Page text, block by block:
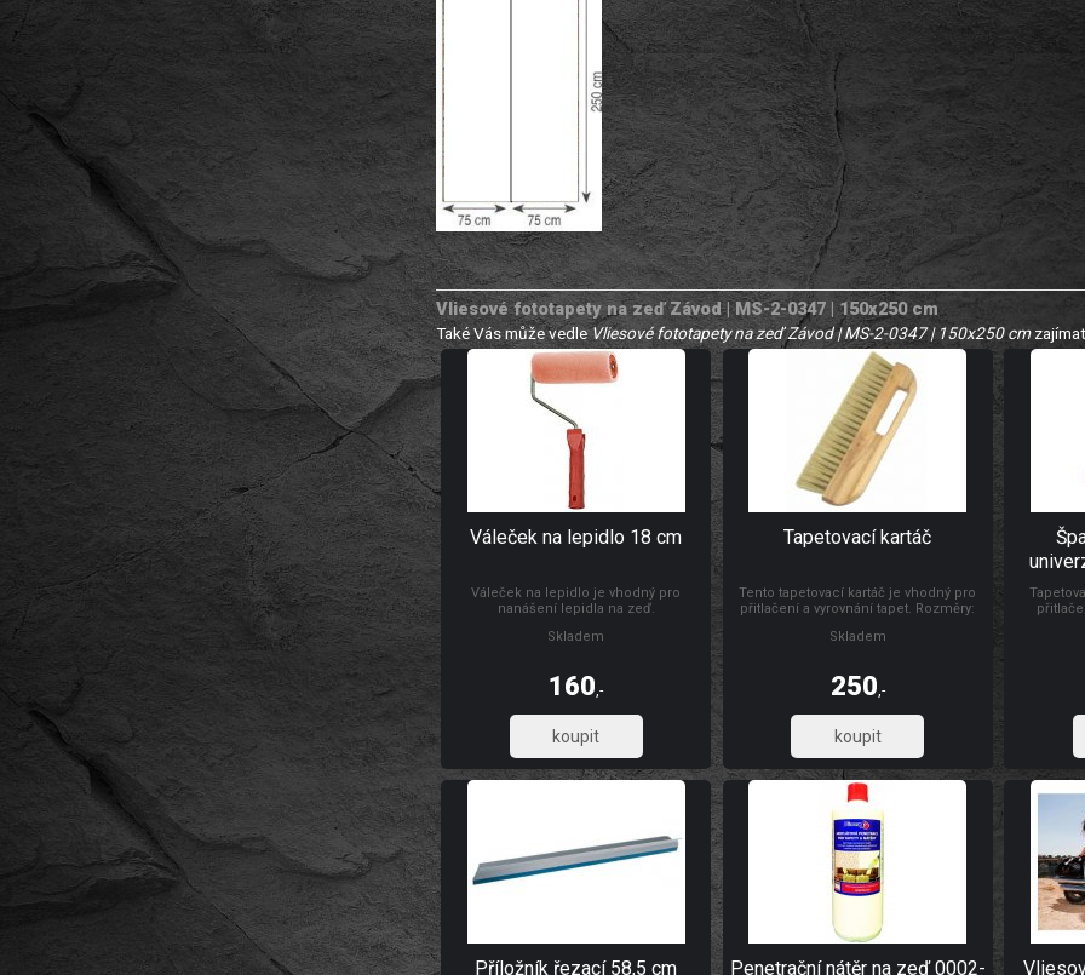
Vliesové fototapety na zeď Závod | MS-2-0347 | 150x250 cm
Také Vás může vedleVliesové fototapety na zeď Závod | MS-2-0347 | 150x250 cm
Váleček na lepidlo 18 cm
Váleček na lepidlo je vhodný pro
nanášení lepidla na zeď.
Skladem
160 ,-
132,23
Tapetovací kartáč
Tento tapetovací kartáč je vhodný pro
přitlačení a vyrovnání tapet. Rozměry:
Skladem
250 ,-
206,61
Příložník řezací 58,5 cm
Penetrační nátěr na zeď 0002-